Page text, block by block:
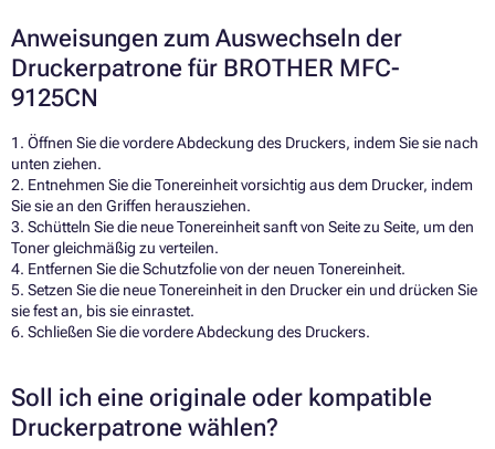
Anweisungen zum Auswechseln der
Druckerpatrone für BROTHER MFC-
9125CN
1. Öffnen Sie die vordere Abdeckung des Druckers, indem Sie sie nach
unten ziehen.
2. Entnehmen Sie die Tonereinheit vorsichtig aus dem Drucker, indem
Sie sie an den Griffen herausziehen.
3. Schütteln Sie die neue Tonereinheit sanft von Seite zu Seite, um den
Toner gleichmäßig zu verteilen.
4. Entfernen Sie die Schutzfolie von der neuen Tonereinheit.
5. Setzen Sie die neue Tonereinheit in den Drucker ein und drücken Sie
sie fest an, bis sie einrastet.
6. Schließen Sie die vordere Abdeckung des Druckers.
Soll ich eine originale oder kompatible
Druckerpatrone wählen?